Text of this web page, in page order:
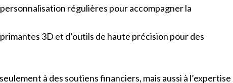
régulières pour accompagner la
3D et d’outils de haute précision pour des
à des soutiens financiers, mais aussi à